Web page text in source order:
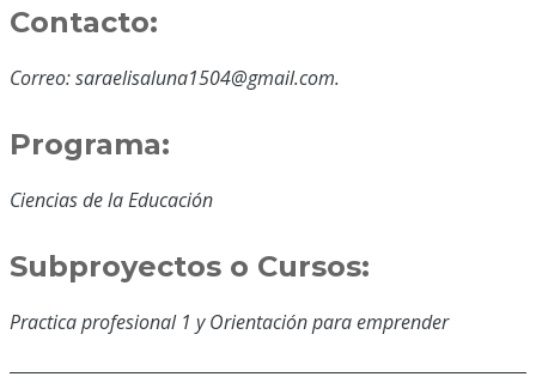
Contacto:
Correo: saraelisaluna1504@gmail.com.
Programa:
Ciencias de la Educación
Subproyectos o Cursos:
Practica profesional 1 y Orientación para emprender